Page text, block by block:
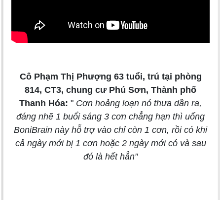
Cô Phạm Thị Phượng 63 tuổi, trú tại phòng
814, CT3, chung cư Phú Sơn, Thành phố
Thanh Hóa: " Cơn hoảng loạn nó thưa dần ra,
đáng nhẽ 1 buổi sáng 3 cơn chẳng hạn thì uống
BoniBrain này hỗ trợ vào chỉ còn 1 cơn, rồi có khi
cả ngày mới bị 1 cơn hoặc 2 ngày mới có và sau
đó là hết hẳn"